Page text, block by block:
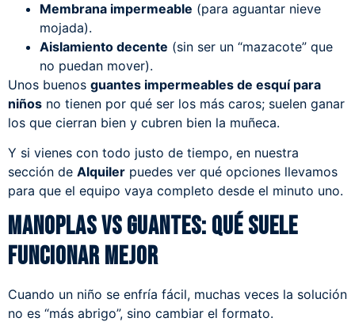
Membrana impermeable (para aguantar nieve
mojada).
Aislamiento decente (sin ser un “mazacote” que
no puedan mover).
Unos buenos guantes impermeables de esquí para
niños no tienen por qué ser los más caros; suelen ganar
los que cierran bien y cubren bien la muñeca.
Y si vienes con todo justo de tiempo, en nuestra
sección de Alquiler puedes ver qué opciones llevamos
para que el equipo vaya completo desde el minuto uno.
Manoplas vs guantes: qué suele
funcionar mejor
Cuando un niño se enfría fácil, muchas veces la solución
no es “más abrigo”, sino cambiar el formato.